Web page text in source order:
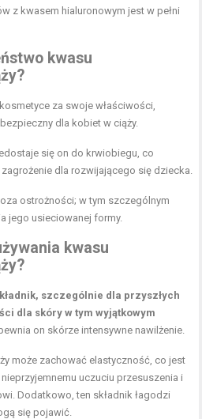
z kwasem hialuronowym jest w pełni
kwasu
kosmetyce za swoje właściwości,
dla kobiet w ciąży.
się on do krwiobiegu, co
dla rozwijającego się dziecka.
ostrożności; w tym szczególnym
jego usieciowanej formy.
kwasu
szczególnie dla przyszłych
dla skóry w tym wyjątkowym
on skórze intensywne nawilżenie.
może zachować elastyczność, co jest
uczuciu przesuszenia i
Dodatkowo, ten składnik łagodzi
się pojawić.